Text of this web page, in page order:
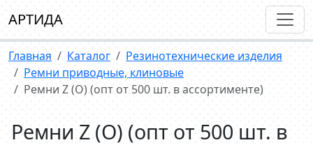
АРТИДА
Главная Каталог
Резинотехнические изделия
Ремни приводные, клиновые
Рeмни Z (О) (опт от 500 шт. в ассортименте)
Рeмни Z (О) (опт от 500 шт. в